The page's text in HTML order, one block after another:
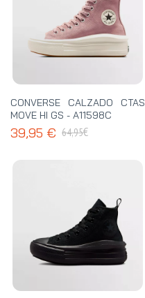
CONVERSE CALZADO CTAS
MOVE HI GS - A11598C
39,95 € 64,95€